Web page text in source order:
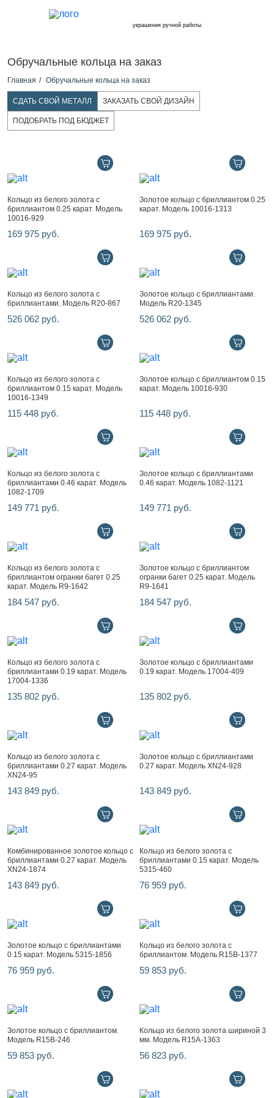
украшения ручной работы
Обручальные кольца на заказ
Главная Обручальные кольца на заказ
СДАТЬ СВОЙ МЕТАЛЛ ЗАКАЗАТЬ СВОЙ ДИЗАЙН
ПОДОБРАТЬ ПОД БЮДЖЕТ
Кольцо из белого золота с
бриллиантом 0.25 карат. Модель
10016-929
169 975 руб.
Золотое кольцо с бриллиантом 0.25
карат. Модель 10016-1313
169 975 руб.
Кольцо из белого золота с
бриллиантами. Модель R20-867
526 062 руб.
Золотое кольцо с бриллиантами.
Модель R20-1345
526 062 руб.
Кольцо из белого золота с
бриллиантом 0.15 карат. Модель
10016-1349
115 448 руб.
Золотое кольцо с бриллиантом 0.15
карат. Модель 10016-930
115 448 руб.
Кольцо из белого золота с
бриллиантами 0.46 карат. Модель
1082-1709
149 771 руб.
Золотое кольцо с бриллиантами
0.46 карат. Модель 1082-1121
149 771 руб.
Кольцо из белого золота с
бриллиантом огранки багет 0.25
карат. Модель R9-1642
184 547 руб.
Золотое кольцо с бриллиантом
огранки багет 0.25 карат. Модель
R9-1641
184 547 руб.
Кольцо из белого золота с
бриллиантами 0.19 карат. Модель
17004-1336
135 802 руб.
Золотое кольцо с бриллиантами
0.19 карат. Модель 17004-409
135 802 руб.
Кольцо из белого золота с
бриллиантами 0.27 карат. Модель
XN24-95
143 849 руб.
Золотое кольцо с бриллиантами
0.27 карат. Модель XN24-928
143 849 руб.
Комбинированное золотое кольцо с
бриллиантами 0.27 карат. Модель
XN24-1874
143 849 руб.
Кольцо из белого золота с
бриллиантами 0.15 карат. Модель
5315-460
76 959 руб.
Золотое кольцо с бриллиантами
0.15 карат. Модель 5315-1856
76 959 руб.
Кольцо из белого золота с
бриллиантом. Модель R15B-1377
59 853 руб.
Золотое кольцо с бриллиантом.
Модель R15B-246
59 853 руб.
Кольцо из белого золота шириной 3
мм. Модель R15A-1363
56 823 руб.